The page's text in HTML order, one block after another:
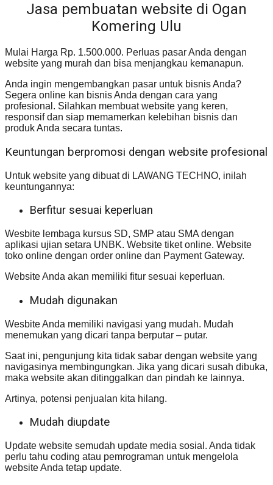
Jasa pembuatan website di Ogan
Komering Ulu
Mulai Harga Rp. 1.500.000. Perluas pasar Anda dengan
website yang murah dan bisa menjangkau kemanapun.
Anda ingin mengembangkan pasar untuk bisnis Anda?
Segera online kan bisnis Anda dengan cara yang
profesional. Silahkan membuat website yang keren,
responsif dan siap memamerkan kelebihan bisnis dan
produk Anda secara tuntas.
Keuntungan berpromosi dengan website profesional
Untuk website yang dibuat di LAWANG TECHNO, inilah
keuntungannya:
Berfitur sesuai keperluan
Wesbite lembaga kursus SD, SMP atau SMA dengan
aplikasi ujian setara UNBK. Website tiket online. Website
toko online dengan order online dan Payment Gateway.
Website Anda akan memiliki fitur sesuai keperluan.
Mudah digunakan
Wesbite Anda memiliki navigasi yang mudah. Mudah
menemukan yang dicari tanpa berputar – putar.
Saat ini, pengunjung kita tidak sabar dengan website yang
navigasinya membingungkan. Jika yang dicari susah dibuka,
maka website akan ditinggalkan dan pindah ke lainnya.
Artinya, potensi penjualan kita hilang.
Mudah diupdate
Update website semudah update media sosial. Anda tidak
perlu tahu coding atau pemrograman untuk mengelola
website Anda tetap update.